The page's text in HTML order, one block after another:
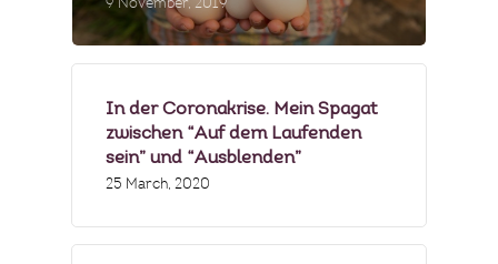
9 November, 2019
In der Coronakrise. Mein Spagat
zwischen “Auf dem Laufenden
sein” und “Ausblenden”
25 March, 2020
NEWSLETTER
FAQS